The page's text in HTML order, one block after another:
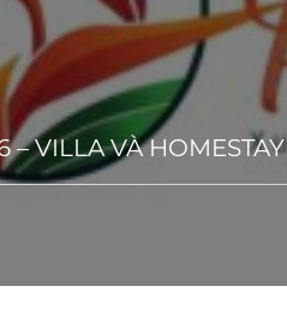
– VILLA VÀ HOMESTAY